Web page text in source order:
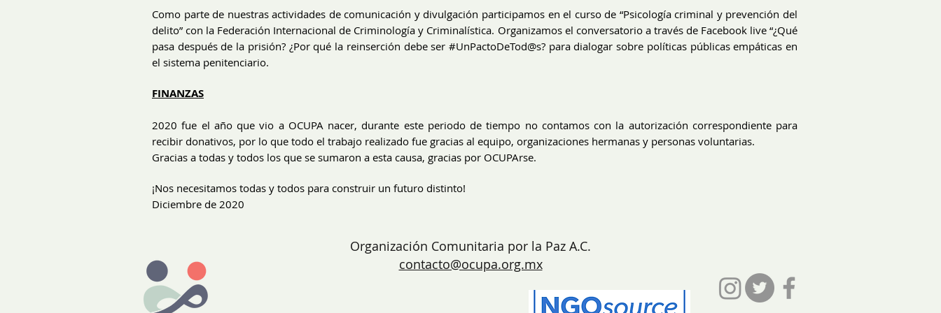
Como parte de nuestras actividades de comunicación y divulgación participamos en el curso de “Psicología criminal y prevención del
delito” con la Federación Internacional de Criminología y Criminalística. Organizamos el conversatorio a través de Facebook live “¿Qué
pasa después de la prisión? ¿Por qué la reinserción debe ser #UnPactoDeTod@s? para dialogar sobre políticas públicas empáticas en
el sistema penitenciario.
FINANZAS
2020 fue el año que vio a OCUPA nacer, durante este periodo de tiempo no contamos con la autorización correspondiente para
recibir donativos, por lo que todo el trabajo realizado fue gracias al equipo, organizaciones hermanas y personas voluntarias.
Gracias a todas y todos los que se sumaron a esta causa, gracias por OCUPArse.
¡Nos necesitamos todas y todos para construir un futuro distinto!
Diciembre de 2020
Organización Comunitaria por la Paz A.C.
contacto@ocupa.org.mx